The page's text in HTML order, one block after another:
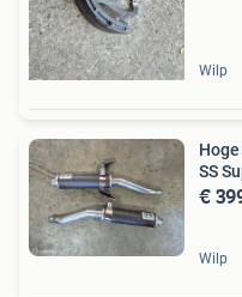
Wilp
SS
€
Wilp